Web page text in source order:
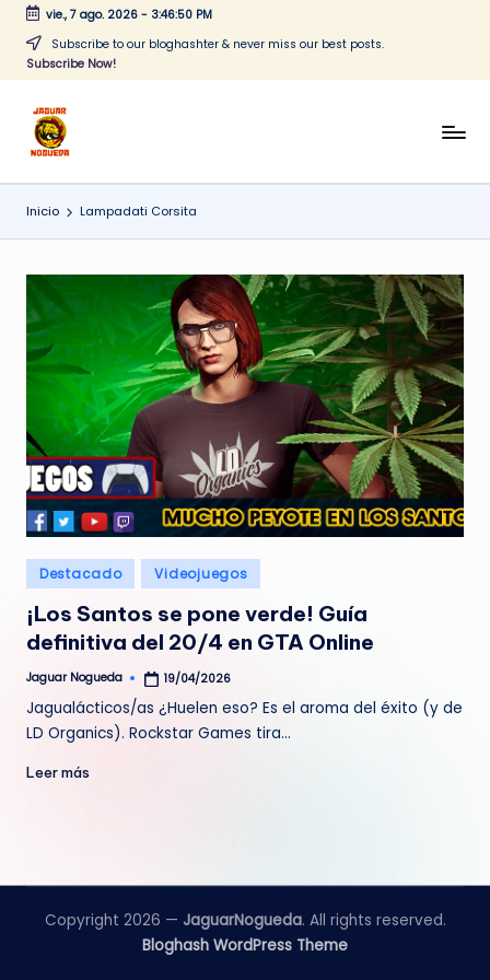
Saltar
vie., 7 ago. 2026- 3:46:50 PM
Subscribe to our bloghashter & never miss our best posts.
Subscribe Now!
J
a
g
a
r
N
g
u
e
d
a
CONTENIDO
Inicio Lampadati Corsita
Publicado
en
Destacado Videojuegos
¡Los Santos se pone verde! Guía
definitiva del 20/4 en GTA Online
Publicado
Jaguar Nogueda 19/04/2026
Jagualácticos/as ¿Huelen eso? Es el aroma del éxito (y de
LD Organics). Rockstar Games tira…
Leer más
Copyright 2026 — JaguarNogueda. All rights reserved.
Bloghash WordPress Theme